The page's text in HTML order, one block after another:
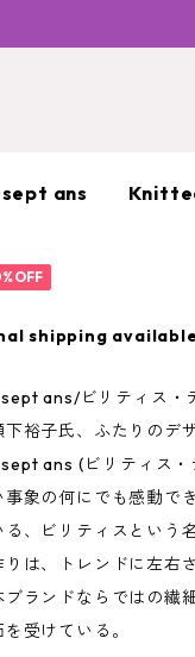
sept ans
shipping available
ans/ビリティス・
裕子氏、ふたりのデ
ans (ビリティス・
象の何にでも感動で
、ビリティスという
は、トレンドに左右
ランドならではの繊
受けている。